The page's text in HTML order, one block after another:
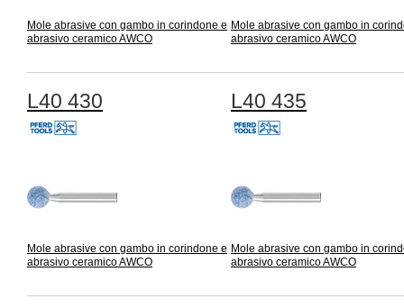
Mole abrasive con gambo in corindone e
abrasivo ceramico AWCO
Mole abrasive con gambo in
abrasivo ceramico AWCO
L40 430
Mole abrasive con gambo in corindone e
abrasivo ceramico AWCO
L40 435
Mole abrasive con gambo in
abrasivo ceramico AWCO